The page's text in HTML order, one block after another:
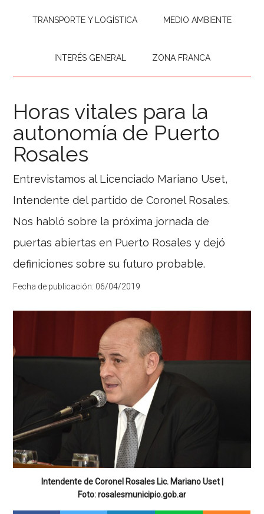
TRANSPORTE Y LOGÍSTICA MEDIO AMBIENTE
INTERÉS GENERAL ZONA FRANCA
Horas vitales para la
autonomía de Puerto
Rosales
Entrevistamos al Licenciado Mariano Uset,
Intendente del partido de Coronel Rosales.
Nos habló sobre la próxima jornada de
puertas abiertas en Puerto Rosales y dejó
definiciones sobre su futuro probable.
Fecha de publicación: 06/04/2019
Intendente de Coronel Rosales Lic. Mariano Uset |
Foto: rosalesmunicipio.gob.ar